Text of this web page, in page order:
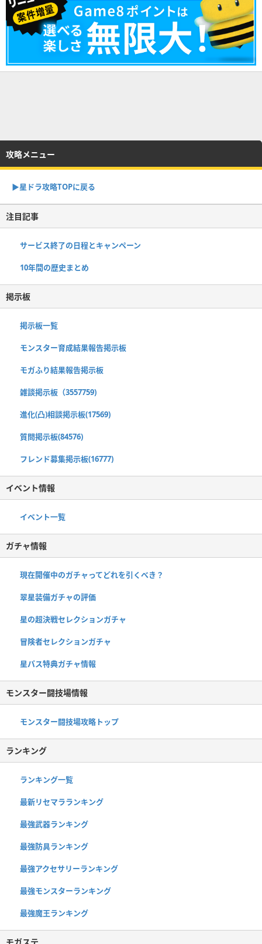
攻略メニュー
▶︎星ドラ攻略TOPに戻る
注目記事
サービス終了の日程とキャンペーン
10年間の歴史まとめ
掲示板
掲示板一覧
モンスター育成結果報告掲示板
モガふり結果報告掲示板
雑談掲示板（3557759)
進化(凸)相談掲示板(17569)
質問掲示板(84576)
フレンド募集掲示板(16777)
イベント情報
イベント一覧
ガチャ情報
現在開催中のガチャってどれを引くべき？
翠星装備ガチャの評価
星の超決戦セレクションガチャ
冒険者セレクションガチャ
星パス特典ガチャ情報
モンスター闘技場情報
モンスター闘技場攻略トップ
ランキング
ランキング一覧
最新リセマラランキング
最強武器ランキング
最強防具ランキング
最強アクセサリーランキング
最強モンスターランキング
最強魔王ランキング